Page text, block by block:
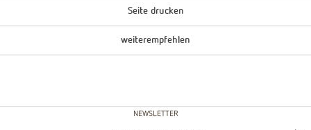
Seite drucken
weiterempfehlen
NEWSLETTER